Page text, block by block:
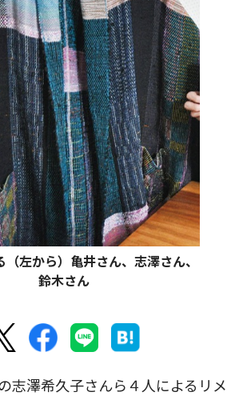
（左から）亀井さん、志澤さん、
鈴木さん
志澤希久子さんら４人によるリメ